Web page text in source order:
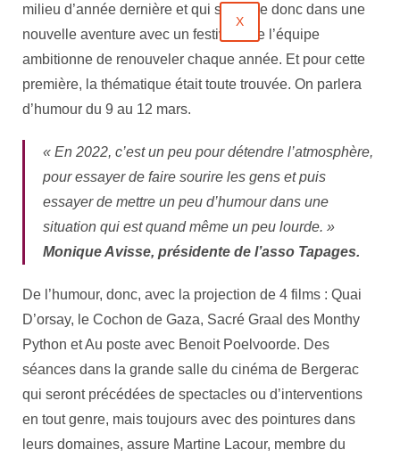
X
milieu d’année dernière et qui se lance donc dans une
nouvelle aventure avec un festival que l’équipe
ambitionne de renouveler chaque année. Et pour cette
première, la thématique était toute trouvée. On parlera
d’humour du 9 au 12 mars.
« En 2022, c’est un peu pour détendre l’atmosphère,
pour essayer de faire sourire les gens et puis
essayer de mettre un peu d’humour dans une
situation qui est quand même un peu lourde. »
Monique Avisse, présidente de l’asso Tapages.
De l’humour, donc, avec la projection de 4 films : Quai
D’orsay, le Cochon de Gaza, Sacré Graal des Monthy
Python et Au poste avec Benoit Poelvoorde. Des
séances dans la grande salle du cinéma de Bergerac
qui seront précédées de spectacles ou d’interventions
en tout genre, mais toujours avec des pointures dans
leurs domaines, assure Martine Lacour, membre du